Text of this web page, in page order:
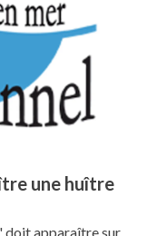
une huître
doit apparaître sur